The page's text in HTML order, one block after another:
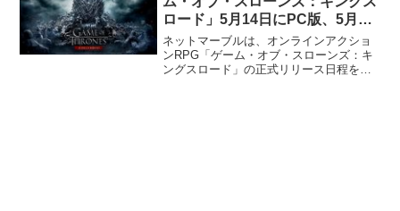
ロード」5月14日にPC版、5月21
日にスマホ版のサービス開始決定
ネットマーブルは、オンラインアクショ
ンRPG「ゲーム・オブ・スローンズ：キ
ングスロード」の正式リリース日程を公